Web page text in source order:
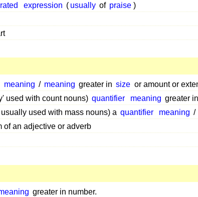
expression ( usually of praise )
meaning / meaning greater in size or amount or
used with count nouns) quantifier meaning greater
used with mass nouns) a quantifier meaning /
of an adjective or adverb
greater in number.